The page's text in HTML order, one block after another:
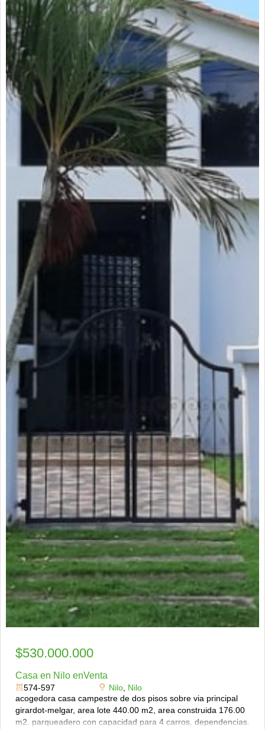
$530.000.000
Casa en Nilo enVenta
574-597 Nilo, Nilo
acogedora casa campestre de dos pisos sobre via principal
girardot-melgar, area lote 440.00 m2, area construida 176.00
m2. parqueadero con capacidad para 4 carros, dependencias.